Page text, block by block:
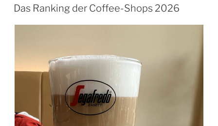
AM
Das Ranking der Coffee-Shops 2026